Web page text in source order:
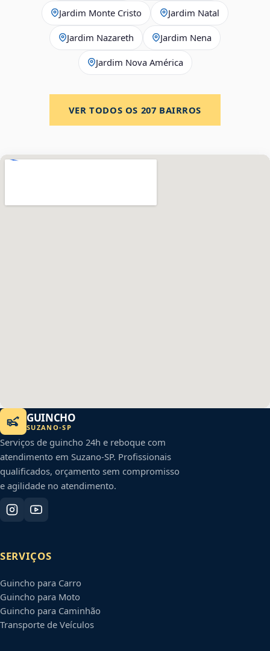
Jardim Monte Cristo Jardim Natal
Jardim Nazareth Jardim Nena
Jardim Nova América
VER TODOS OS 207 BAIRROS
GUINCHO
SUZANO-SP
Serviços de guincho 24h e reboque com
atendimento em Suzano-SP. Profissionais
qualificados, orçamento sem compromisso
e agilidade no atendimento.
SERVIÇOS
Guincho para Carro
Guincho para Moto
Guincho para Caminhão
Transporte de Veículos